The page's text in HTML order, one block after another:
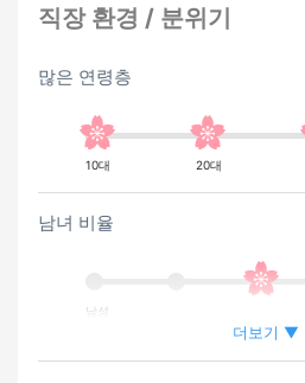
직장 환경 / 분위기
많은 연령층
10대 20대
남녀 비율
남성
외국인이 근무하는 비율
더보기 ▼